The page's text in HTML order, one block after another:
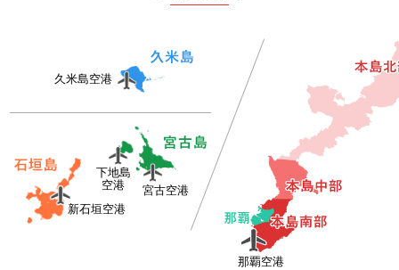
久米島空港
新石垣空港
下地島
空港
宮古空港
那覇空港